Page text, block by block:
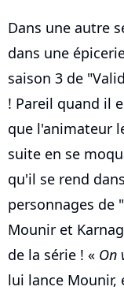
Dans une autre
dans une
saison 3 de
! Pareil quand il
que l'animateur
suite en se
qu'il se rend
personnages de
Mounir et
de la série ! « On
lui lance Mounir,